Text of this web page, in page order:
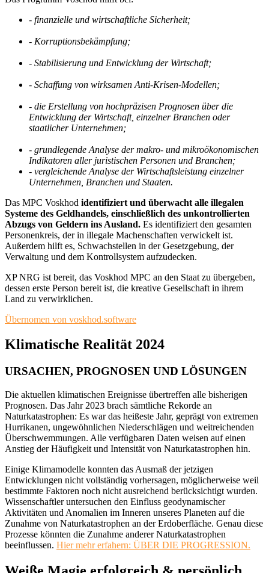
- finanzielle und wirtschaftliche Sicherheit;
- Korruptionsbekämpfung;
- Stabilisierung und Entwicklung der Wirtschaft;
- Schaffung von wirksamen Anti-Krisen-Modellen;
- die Erstellung von hochpräzisen Prognosen über die
Entwicklung der Wirtschaft, einzelner Branchen oder
staatlicher Unternehmen;
- grundlegende Analyse der makro- und mikroökonomischen
Indikatoren aller juristischen Personen und Branchen;
- vergleichende Analyse der Wirtschaftsleistung einzelner
Unternehmen, Branchen und Staaten.
Das MPC Voskhod identifiziert und überwacht alle illegalen
Systeme des Geldhandels, einschließlich des unkontrollierten
Abzugs von Geldern ins Ausland. Es identifiziert den gesamten
Personenkreis, der in illegale Machenschaften verwickelt ist.
Außerdem hilft es, Schwachstellen in der Gesetzgebung, der
Verwaltung und dem Kontrollsystem aufzudecken.
XP NRG ist bereit, das Voskhod MPC an den Staat zu übergeben,
dessen erste Person bereit ist, die kreative Gesellschaft in ihrem
Land zu verwirklichen.
Übernomen von voskhod.software
Klimatische Realität 2024
URSACHEN, PROGNOSEN UND LÖSUNGEN
Die aktuellen klimatischen Ereignisse übertreffen alle bisherigen
Prognosen. Das Jahr 2023 brach sämtliche Rekorde an
Naturkatastrophen: Es war das heißeste Jahr, geprägt von extremen
Hurrikanen, ungewöhnlichen Niederschlägen und weitreichenden
Überschwemmungen. Alle verfügbaren Daten weisen auf einen
Anstieg der Häufigkeit und Intensität von Naturkatastrophen hin.
Einige Klimamodelle konnten das Ausmaß der jetzigen
Entwicklungen nicht vollständig vorhersagen, möglicherweise weil
bestimmte Faktoren noch nicht ausreichend berücksichtigt wurden.
Wissenschaftler untersuchen den Einfluss geodynamischer
Aktivitäten und Anomalien im Inneren unseres Planeten auf die
Zunahme von Naturkatastrophen an der Erdoberfläche. Genau diese
Prozesse könnten die Zunahme anderer Naturkatastrophen
beeinflussen. Hier mehr erfahern: ÜBER DIE PROGRESSION.